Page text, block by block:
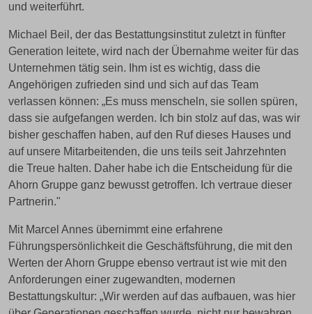
und weiterführt.
Michael Beil, der das Bestattungsinstitut zuletzt in fünfter
Generation leitete, wird nach der Übernahme weiter für das
Unternehmen tätig sein. Ihm ist es wichtig, dass die
Angehörigen zufrieden sind und sich auf das Team
verlassen können: „Es muss menscheln, sie sollen spüren,
dass sie aufgefangen werden. Ich bin stolz auf das, was wir
bisher geschaffen haben, auf den Ruf dieses Hauses und
auf unsere Mitarbeitenden, die uns teils seit Jahrzehnten
die Treue halten. Daher habe ich die Entscheidung für die
Ahorn Gruppe ganz bewusst getroffen. Ich vertraue dieser
Partnerin."
Mit Marcel Annes übernimmt eine erfahrene
Führungspersönlichkeit die Geschäftsführung, die mit den
Werten der Ahorn Gruppe ebenso vertraut ist wie mit den
Anforderungen einer zugewandten, modernen
Bestattungskultur: „Wir werden auf das aufbauen, was hier